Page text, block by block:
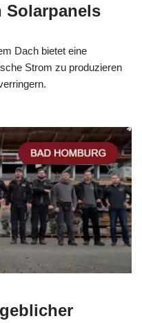
Solarpanels
Dach bietet eine
Strom zu produzieren